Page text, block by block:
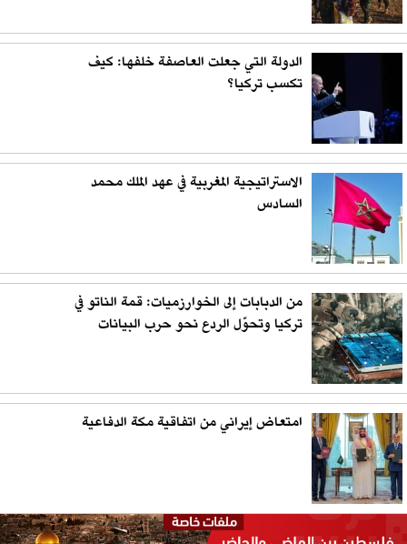
الدولة التي جعلت العاصفة خلفها: كيف
تكسب تركيا؟
الاستراتيجية المغربية في عهد الملك محمد
السادس
من الدبابات إلى الخوارزميات: قمة الناتو في
تركيا وتحوّل الردع نحو حرب البيانات
امتعاض إيراني من اتفاقية مكة الدفاعية